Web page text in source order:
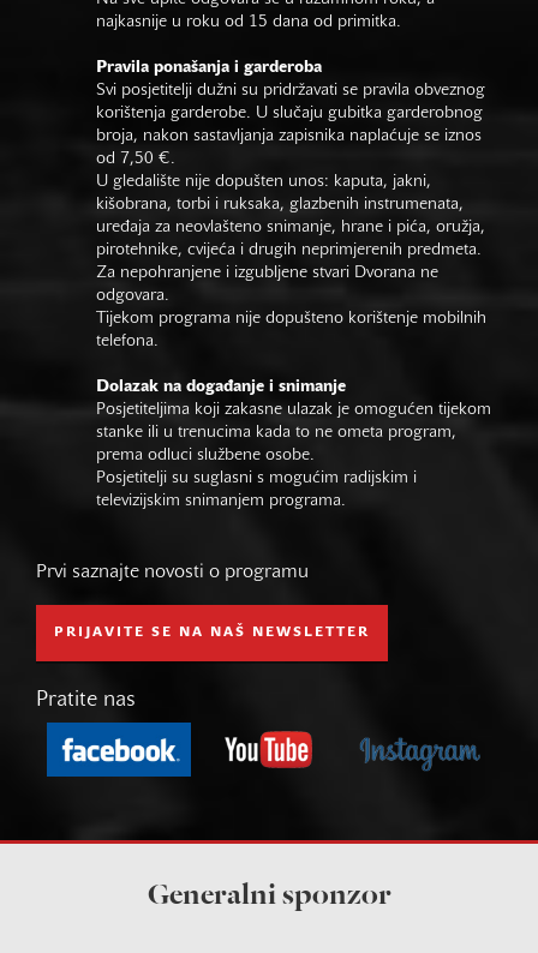
najkasnije u roku od 15 dana od primitka.
Pravila ponašanja i garderoba
Svi posjetitelji dužni su pridržavati se pravila obveznog
korištenja garderobe. U slučaju gubitka garderobnog
broja, nakon sastavljanja zapisnika naplaćuje se iznos
od 7,50 €.
U gledalište nije dopušten unos: kaputa, jakni,
kišobrana, torbi i ruksaka, glazbenih instrumenata,
uređaja za neovlašteno snimanje, hrane i pića, oružja,
pirotehnike, cvijeća i drugih neprimjerenih predmeta.
Za nepohranjene i izgubljene stvari Dvorana ne
odgovara.
Tijekom programa nije dopušteno korištenje mobilnih
telefona.
Dolazak na događanje i snimanje
Posjetiteljima koji zakasne ulazak je omogućen tijekom
stanke ili u trenucima kada to ne ometa program,
prema odluci službene osobe.
Posjetitelji su suglasni s mogućim radijskim i
televizijskim snimanjem programa.
Prvi saznajte novosti o programu
PRIJAVITE SE NA NAŠ NEWSLETTER
Pratite nas
Generalni sponzor